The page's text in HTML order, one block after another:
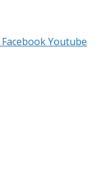
FacebookYoutube